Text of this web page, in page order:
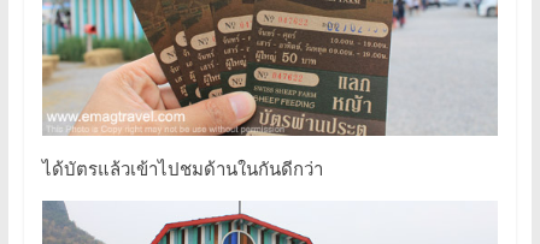
ได้บัตรแล้วเข้าไปชมด้านในกันดีกว่า